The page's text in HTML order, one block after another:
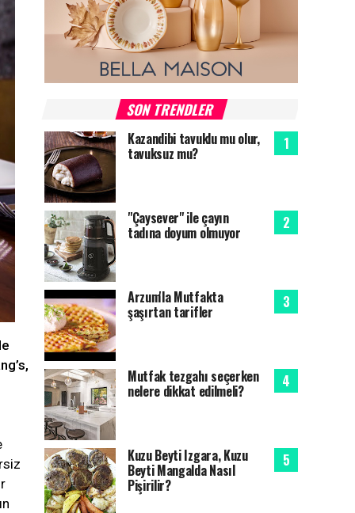
SON TRENDLER
Kazandibi tavuklu mu olur,
tavuksuz mu?
"Çaysever" ile çayın
tadına doyum olmuyor
Arzum'la Mutfakta
şaşırtan tarifler
Mutfak tezgahı seçerken
nelere dikkat edilmeli?
Kuzu Beyti Izgara, Kuzu
Beyti Mangalda Nasıl
Pişirilir?